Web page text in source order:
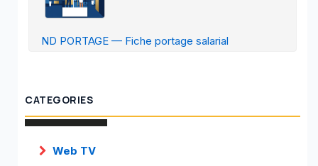
ND PORTAGE — Fiche portage salarial
CATEGORIES
Web TV